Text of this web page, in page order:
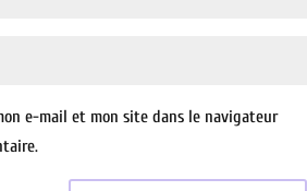
e-mail et mon site dans le navigateur